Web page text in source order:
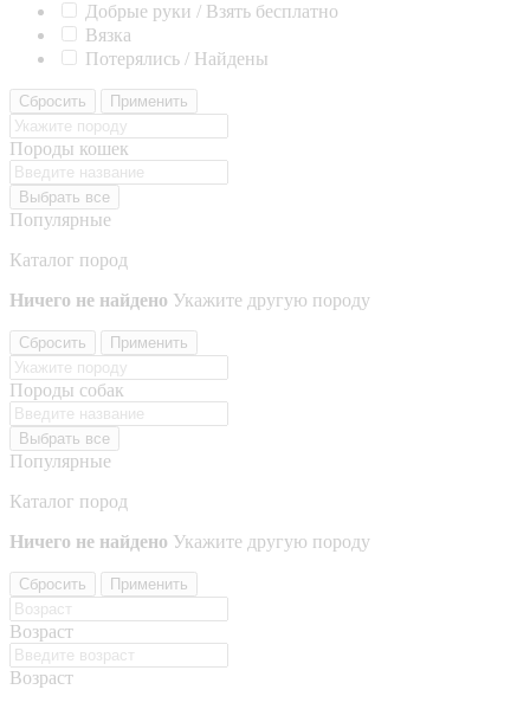
Добрые руки / Взять бесплатно
Вязка
Потерялись / Найдены
Сбросить Применить
Породы кошек
Выбрать все
Популярные
Каталог пород
Ничего не найдено Укажите другую породу
Сбросить Применить
Породы собак
Выбрать все
Популярные
Каталог пород
Ничего не найдено Укажите другую породу
Сбросить Применить
Возраст
Возраст